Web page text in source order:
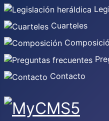
Cuarteles
Contacto